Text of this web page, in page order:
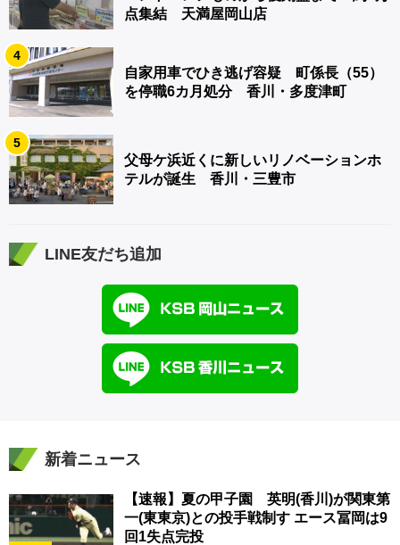
点集結 天満屋岡山店
4
自家用車でひき逃げ容疑 町係長（55）
を停職6カ月処分 香川・多度津町
5
父母ケ浜近くに新しいリノベーションホ
テルが誕生 香川・三豊市
LINE友だち追加
新着ニュース
【速報】夏の甲子園 英明(香川)が関東第
一(東東京)との投手戦制す エース冨岡は9
回1失点完投